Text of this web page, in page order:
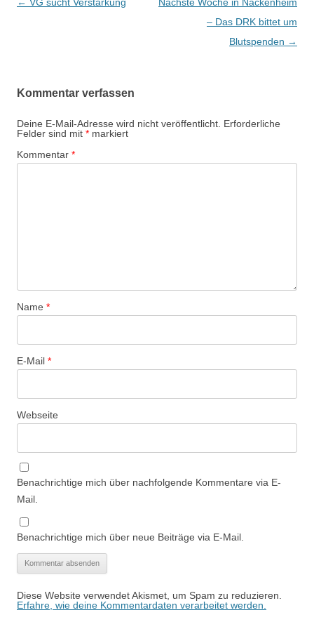
– Das DRK bittet um
Blutspenden →
Kommentar verfassen
Deine E-Mail-Adresse wird nicht veröffentlicht. Erforderliche
Felder sind mit * markiert
Kommentar *
Name *
E-Mail *
Webseite
Benachrichtige mich über nachfolgende Kommentare via E-
Mail.
Benachrichtige mich über neue Beiträge via E-Mail.
Diese Website verwendet Akismet, um Spam zu reduzieren.
Erfahre, wie deine Kommentardaten verarbeitet werden.